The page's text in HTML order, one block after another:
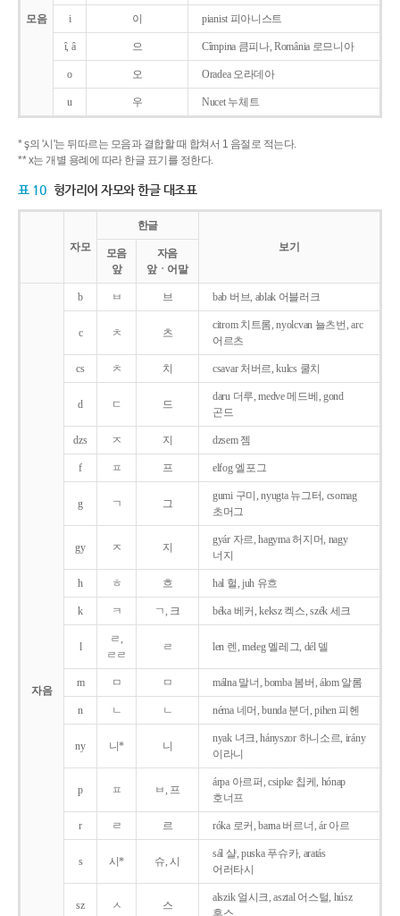
모음 i 이 pianist 피아니스트
î, â 으 Cîmpina 큼피나, România 로므니아
o 오 Oradea 오라데아
u 우 Nucet 누체트
* ş의 '시'는 뒤따르는 모음과 결합할 때 합쳐서 1 음절로 적는다.
** x는 개별 용례에 따라 한글 표기를 정한다.
표 10 헝가리어 자모와 한글 대조표
자모
한글
보기
모음
앞
자음
앞ㆍ어말
자음
b ㅂ 브 bab 버브, ablak 어블러크
c ㅊ 츠
citrom 치트롬, nyolcvan 뇰츠번, arc
어르츠
cs ㅊ 치 csavar 처버르, kulcs 쿨치
d ㄷ 드
daru 더루, medve 메드베, gond
곤드
dzs ㅈ 지 dzsem 젬
f ㅍ 프 elfog 엘포그
g ㄱ 그
gumi 구미, nyugta 뉴그터, csomag
초머그
gy ㅈ 지
gyár 자르, hagyma 허지머, nagy
너지
h ㅎ 흐 hal 헐, juh 유흐
k ㅋ ㄱ, 크 béka 베커, keksz 켁스, szék 세크
l
ㄹ,
ㄹㄹ
ㄹ len 렌, meleg 멜레그, dél 델
m ㅁ ㅁ málna 말너, bomba 봄버, álom 알롬
n ㄴ ㄴ néma 네머, bunda 분더, pihen 피헨
ny 니* 니
nyak 녀크, hányszor 하니소르, irány
이라니
p ㅍ ㅂ, 프
árpa 아르퍼, csipke 칩케, hónap
호너프
r ㄹ 르 róka 로커, barna 버르너, ár 아르
s 시* 슈, 시
sál 샬, puska 푸슈카, aratás
어러타시
sz ㅅ 스
alszik 얼시크, asztal 어스털, húsz
후스